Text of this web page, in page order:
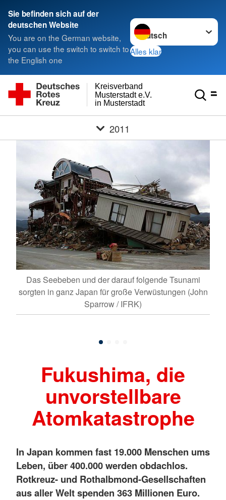
Sie befinden sich auf der
deutschen Website
You are on the German website,
you can use the switch to switch to
the English one
Sprache wechseln zu
Alles klar
in Musterstadt
Musterstadt e.V.
Kreisverband
2011
Das Seebeben und der darauf folgende Tsunami
sorgten in ganz Japan für große Verwüstungen (John
Sparrow / IFRK)
Fukushima, die
unvorstellbare
Atomkatastrophe
In Japan kommen fast 19.000 Menschen ums
Leben, über 400.000 werden obdachlos.
Rotkreuz- und Rothalbmond-Gesellschaften
aus aller Welt spenden 363 Millionen Euro.